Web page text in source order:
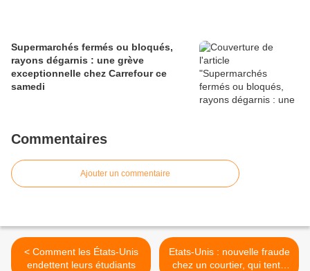
Supermarchés fermés ou bloqués,
rayons dégarnis : une grève
exceptionnelle chez Carrefour ce
samedi
Commentaires
Ajouter un commentaire
< Comment les États-Unis
endettent leurs étudiants
Etats-Unis : nouvelle fraude
chez un courtier, qui tente